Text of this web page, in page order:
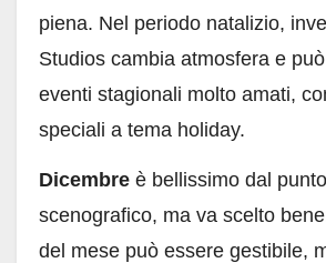
piena. Nel periodo natalizio,
Studios cambia atmosfera e
eventi stagionali molto amati,
speciali a tema holiday.
Dicembre è bellissimo dal
scenografico, ma va scelto
del mese può essere gestibile,